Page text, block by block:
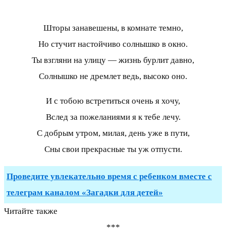
Шторы занавешены, в комнате темно,
Но стучит настойчиво солнышко в окно.
Ты взгляни на улицу — жизнь бурлит давно,
Солнышко не дремлет ведь, высоко оно.
И с тобою встретиться очень я хочу,
Вслед за пожеланиями я к тебе лечу.
С добрым утром, милая, день уже в пути,
Сны свои прекрасные ты уж отпусти.
Проведите увлекательно время с ребенком вместе с
телеграм каналом «Загадки для детей»
Читайте также
***